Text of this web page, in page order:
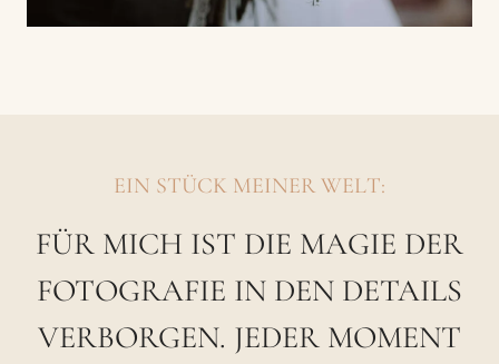
EIN STÜCK MEINER WELT:
FÜR MICH IST DIE MAGIE DER
FOTOGRAFIE IN DEN DETAILS
VERBORGEN. JEDER MOMENT